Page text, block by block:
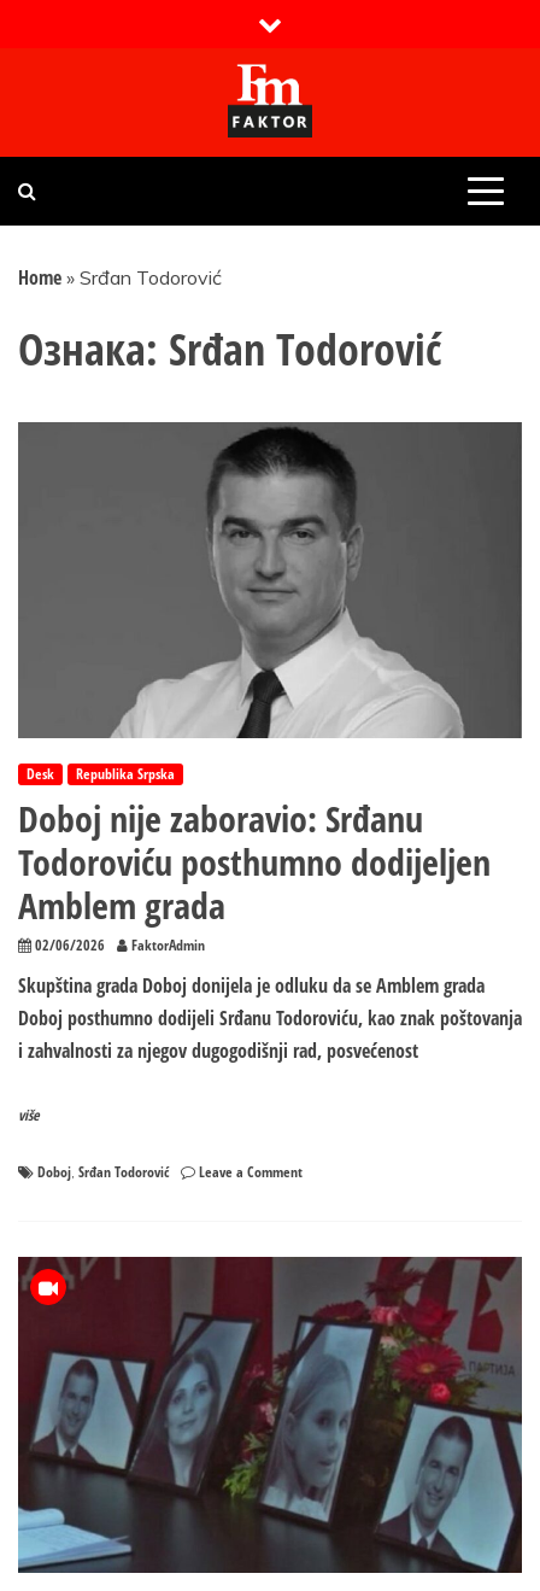
Faktor magazin
Uvijek presudan
Home » Srđan Todorović
Ознака: Srđan Todorović
Desk Republika Srpska
Doboj nije zaboravio: Srđanu
Todoroviću posthumno dodijeljen
Amblem grada
02/06/2026 FaktorAdmin
Skupština grada Doboj donijela je odluku da se Amblem grada
Doboj posthumno dodijeli Srđanu Todoroviću, kao znak poštovanja
i zahvalnosti za njegov dugogodišnji rad, posvećenost
više
Doboj, Srđan Todorović Leave a Commenton
posthumno
dodijeljen
Amblem
grada